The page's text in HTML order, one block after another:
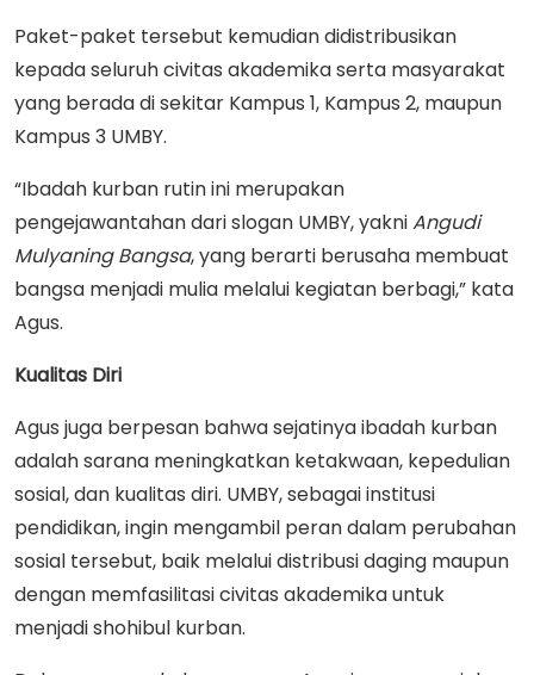
Paket-paket tersebut kemudian didistribusikan
kepada seluruh civitas akademika serta masyarakat
yang berada di sekitar Kampus 1, Kampus 2, maupun
Kampus 3 UMBY.
“Ibadah kurban rutin ini merupakan
pengejawantahan dari slogan UMBY, yakniAngudi
Mulyaning Bangsa, yang berarti berusaha membuat
bangsa menjadi mulia melalui kegiatan berbagi,” kata
Agus.
Kualitas Diri
Agus juga berpesan bahwa sejatinya ibadah kurban
adalah sarana meningkatkan ketakwaan, kepedulian
sosial, dan kualitas diri. UMBY, sebagai institusi
pendidikan, ingin mengambil peran dalam perubahan
sosial tersebut, baik melalui distribusi daging maupun
dengan memfasilitasi civitas akademika untuk
menjadi shohibul kurban.